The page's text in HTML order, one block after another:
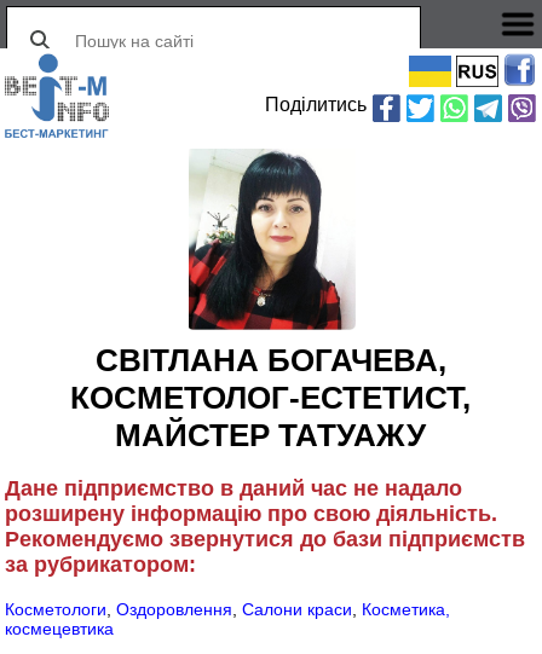
Поділитись
СВІТЛАНА БОГАЧЕВА,
КОСМЕТОЛОГ-ЕСТЕТИСТ,
МАЙСТЕР ТАТУАЖУ
Дане підприємство в даний час не надало
розширену інформацію про свою діяльність.
Рекомендуємо звернутися до бази підприємств
за рубрикатором:
Косметологи ,Оздоровлення ,Салони краси
Косметика,
космецевтика